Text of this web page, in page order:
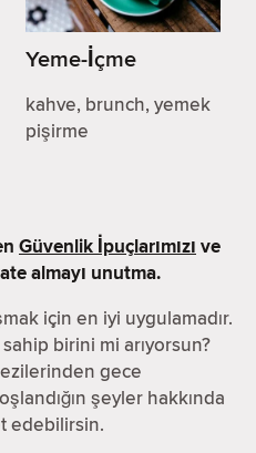
Yeme-İçme
kahve, brunch, yemek
pişirme
Güvenlik İpuçlarımızı ve
almayı unutma.
için en iyi uygulamadır.
birini mi arıyorsun?
gece
şeyler hakkında
edebilirsin.